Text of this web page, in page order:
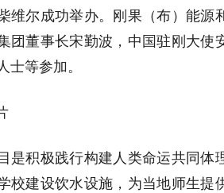
维尔成功举办。刚果（布）能源
团董事长宋勤波，中国驻刚大使
士等参加。
是积极践行构建人类命运共同体
校建设饮水设施，为当地师生提